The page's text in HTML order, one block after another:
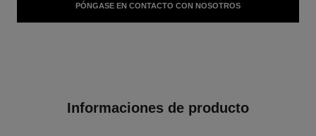
PÓNGASE EN CONTACTO CON NOSOTROS
Informaciones de producto